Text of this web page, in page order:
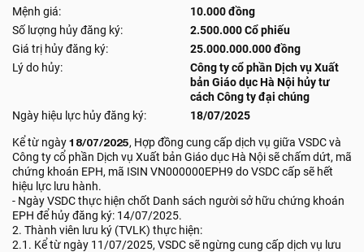
Mệnh giá:
10.000 đồng
Số lượng hủy đăng ký:
2.500.000 Cổ phiếu
Giá trị hủy đăng ký:
25.000.000.000 đồng
Lý do hủy:
Công ty cổ phần Dịch vụ Xuất
bản Giáo dục Hà Nội hủy tư
cách Công ty đại chúng
Ngày hiệu lực hủy đăng ký:
18/07/2025
Kể từ ngày18/07/2025, Hợp đồng cung cấp dịch vụ giữa VSDC và
Công ty cổ phần Dịch vụ Xuất bản Giáo dục Hà Nội sẽ chấm dứt, mã
chứng khoán EPH, mã ISIN VN000000EPH9 do VSDC cấp sẽ hết
hiệu lực lưu hành.
- Ngày VSDC thực hiện chốt Danh sách người sở hữu chứng khoán
EPH để hủy đăng ký: 14/07/2025.
2. Thành viên lưu ký (TVLK) thực hiện:
2.1. Kể từ ngày 11/07/2025, VSDC sẽ ngừng cung cấp dịch vụ lưu